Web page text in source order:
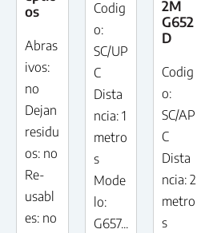
os
Abras
ivos:
no
Dejan
residu
os: no
Re-
usabl
es: no
Codig
o:
SC/UP
C
Dista
ncia: 1
metro
s
Mode
lo:
G657...
2M
G652
D
Codig
o:
SC/AP
C
Dista
ncia: 2
metro
s